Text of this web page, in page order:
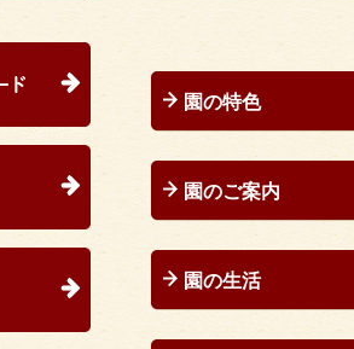
園の特色
園のご案内
園の生活